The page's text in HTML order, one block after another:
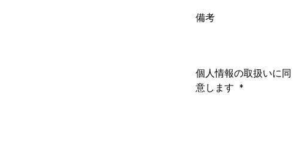
備考​
個人情報の取扱いに同
意します
*